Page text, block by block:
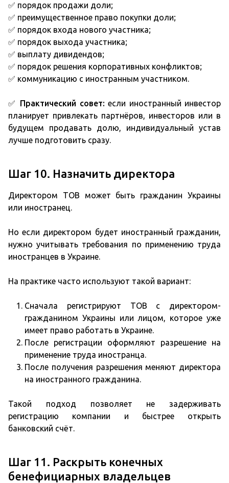
✅ порядок продажи доли;
✅ преимущественное право покупки доли;
✅ порядок входа нового участника;
✅ порядок выхода участника;
✅ выплату дивидендов;
✅ порядок решения корпоративных конфликтов;
✅ коммуникацию с иностранным участником.
✅ Практический совет: если иностранный инвестор
планирует привлекать партнёров, инвесторов или в
будущем продавать долю, индивидуальный устав
лучше подготовить сразу.
Шаг 10. Назначить директора
Директором ТОВ может быть гражданин Украины
или иностранец.
Но если директором будет иностранный гражданин,
нужно учитывать требования по применению труда
иностранцев в Украине.
На практике часто используют такой вариант:
Сначала регистрируют ТОВ с директором-
гражданином Украины или лицом, которое уже
имеет право работать в Украине.
После регистрации оформляют разрешение на
применение труда иностранца.
После получения разрешения меняют директора
на иностранного гражданина.
Такой подход позволяет не задерживать
регистрацию компании и быстрее открыть
банковский счёт.
Шаг 11. Раскрыть конечных
бенефициарных владельцев